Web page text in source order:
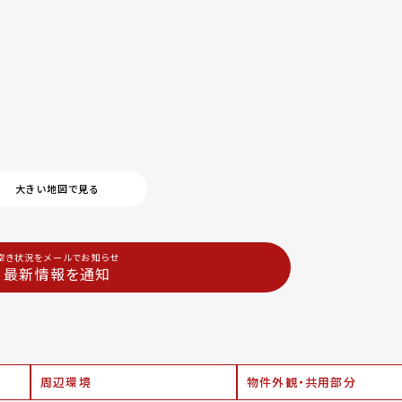
大きい地図で見る
き状況をメールでお知らせ
最新情報を通知
周辺環境 物件外観・共用部分